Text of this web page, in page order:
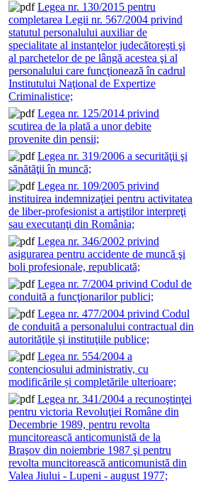
Legea nr. 130/2015 pentru
completarea Legii nr. 567/2004 privind
statutul personalului auxiliar de
specialitate al instanţelor judecătoreşti şi
al parchetelor de pe lângă acestea şi al
personalului care funcţionează în cadrul
Institutului Naţional de Expertize
Criminalistice;
Legea nr. 125/2014 privind
scutirea de la plată a unor debite
provenite din pensii;
Legea nr. 319/2006 a securităţii şi
sănătăţii în muncă;
Legea nr. 109/2005 privind
instituirea indemnizaţiei pentru activitatea
de liber-profesionist a artiştilor interpreţi
sau executanţi din România;
Legea nr. 346/2002 privind
asigurarea pentru accidente de muncă şi
boli profesionale, republicată;
Legea nr. 7/2004 privind Codul de
conduită a funcţionarilor publici;
Legea nr. 477/2004 privind Codul
de conduită a personalului contractual din
autorităţile şi instituţiile publice;
Legea nr. 554/2004 a
contenciosului administrativ, cu
modificările și completările ulterioare;
Legea nr. 341/2004 a recunoştinţei
pentru victoria Revoluţiei Române din
Decembrie 1989, pentru revolta
muncitorească anticomunistă de la
Braşov din noiembrie 1987 şi pentru
revolta muncitorească anticomunistă din
Valea Jiului - Lupeni - august 1977;